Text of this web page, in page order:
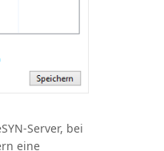
Server, bei
eine